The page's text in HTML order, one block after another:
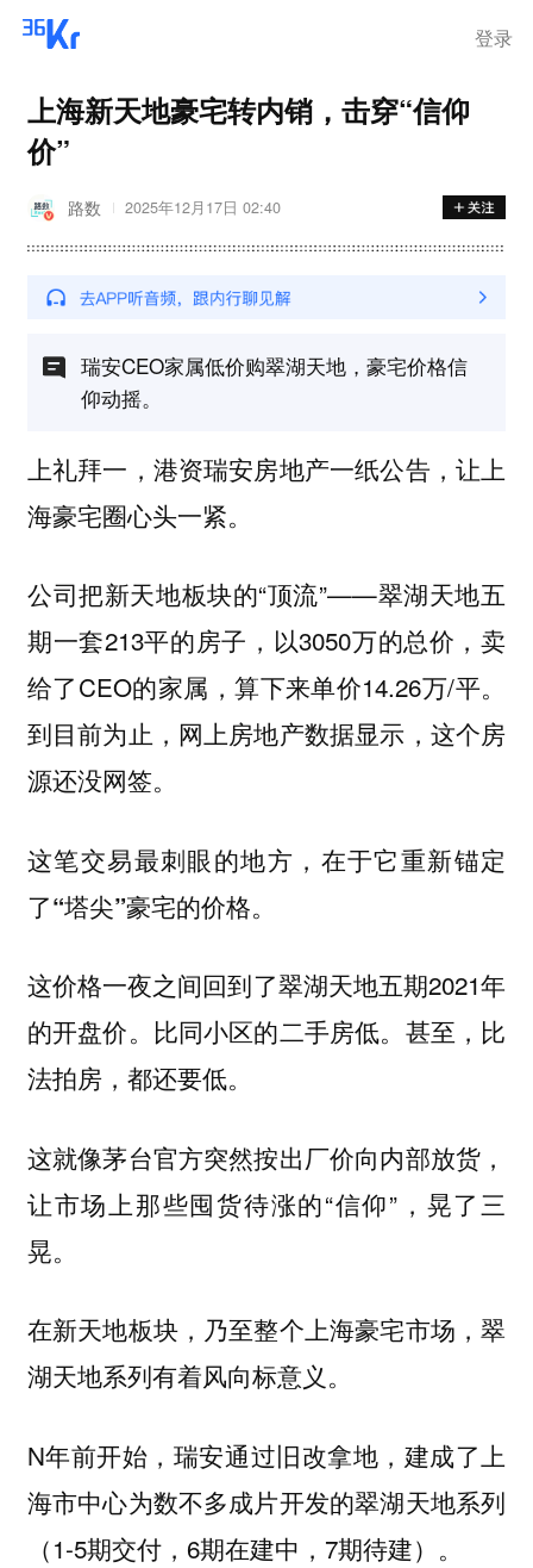
登录
上海新天地豪宅转内销，击穿“信仰
价”
路数 2025年12月17日 02:40
瑞安CEO家属低价购翠湖天地，豪宅价格信
仰动摇。
上礼拜一，港资瑞安房地产一纸公告，让上
海豪宅圈心头一紧。
公司把新天地板块的“顶流”——翠湖天地五
期一套213平的房子，以3050万的总价，卖
给了CEO的家属，算下来单价14.26万/平。
到目前为止，网上房地产数据显示，这个房
源还没网签。
这笔交易最刺眼的地方，在于它重新锚定
了“塔尖”豪宅的价格。
这价格一夜之间回到了翠湖天地五期2021年
的开盘价。比同小区的二手房低。甚至，比
法拍房，都还要低。
这就像茅台官方突然按出厂价向内部放货，
让市场上那些囤货待涨的“信仰”，晃了三
晃。
在新天地板块，乃至整个上海豪宅市场，翠
湖天地系列有着风向标意义。
N年前开始，瑞安通过旧改拿地，建成了上
海市中心为数不多成片开发的翠湖天地系列
（1-5期交付，6期在建中，7期待建）。